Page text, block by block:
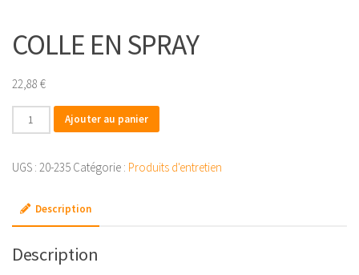
COLLE EN SPRAY
22,88 €
quantité
de
EN
Ajouter au panier
UGS : 20-235 Catégorie : Produits d'entretien
Description
Description